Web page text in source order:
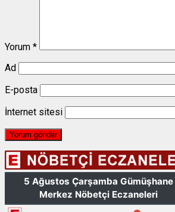
Yorum *
Ad
E-posta
İnternet sitesi